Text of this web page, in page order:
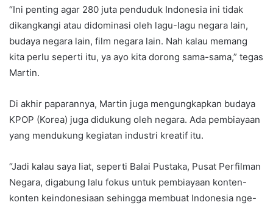
“Ini penting agar 280 juta penduduk Indonesia ini tidak
dikangkangi atau didominasi oleh lagu-lagu negara lain,
budaya negara lain, film negara lain. Nah kalau memang
kita perlu seperti itu, ya ayo kita dorong sama-sama,” tegas
Martin.
Di akhir paparannya, Martin juga mengungkapkan budaya
KPOP (Korea) juga didukung oleh negara. Ada pembiayaan
yang mendukung kegiatan industri kreatif itu.
“Jadi kalau saya liat, seperti Balai Pustaka, Pusat Perfilman
Negara, digabung lalu fokus untuk pembiayaan konten-
konten keindonesiaan sehingga membuat Indonesia nge-